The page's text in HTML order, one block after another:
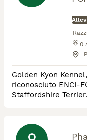
0
Golden Kyon Kennel, Allevamento amatoriale,
riconosciuto ENCI-
Staffordshire